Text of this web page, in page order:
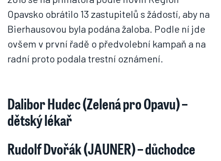
Opavsko obrátilo 13 zastupitelů s žádostí, aby na
Bierhausovou byla podána žaloba. Podle ní jde
ovšem v první řadě o předvolební kampaň a na
radní proto podala trestní oznámení.
Dalibor Hudec (Zelená pro Opavu) –
dětský lékař
Rudolf Dvořák (JAUNER) – důchodce